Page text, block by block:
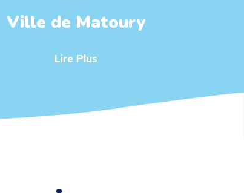
Ville de Matoury
Lire Plus